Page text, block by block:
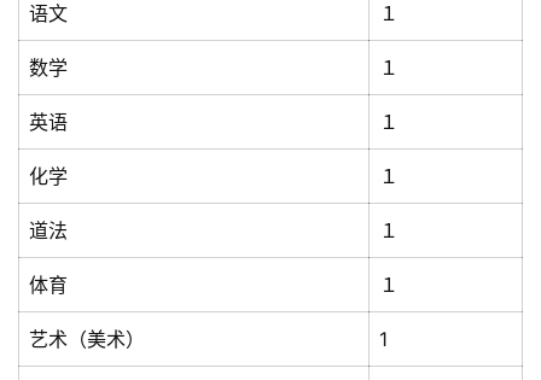
语文 １
数学 １
英语 １
化学 １
道法 １
体育 １
艺术（美术） 1